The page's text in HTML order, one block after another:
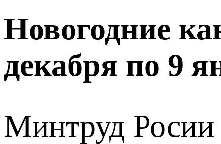
Новогодние
декабря по 9
Минтруд Росии